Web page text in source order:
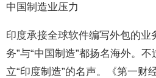
中国制造业压力
印度承接全球软件编写外包的业
务”与“中国制造”都扬名海外。
立“印度制造”的名声。《第一财